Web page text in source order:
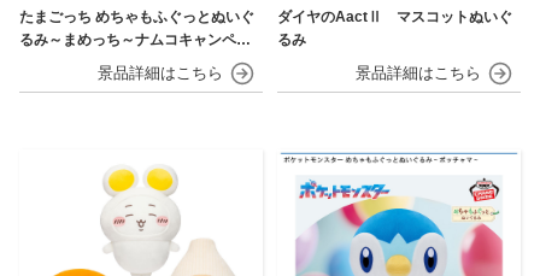
たまごっち めちゃもふぐっとぬいぐ
るみ～まめっち～ナムコキャンペー
ダイヤのAactⅡ マスコットぬいぐ
るみ